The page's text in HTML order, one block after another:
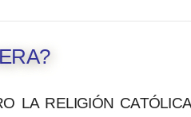
LA RELIGIÓN